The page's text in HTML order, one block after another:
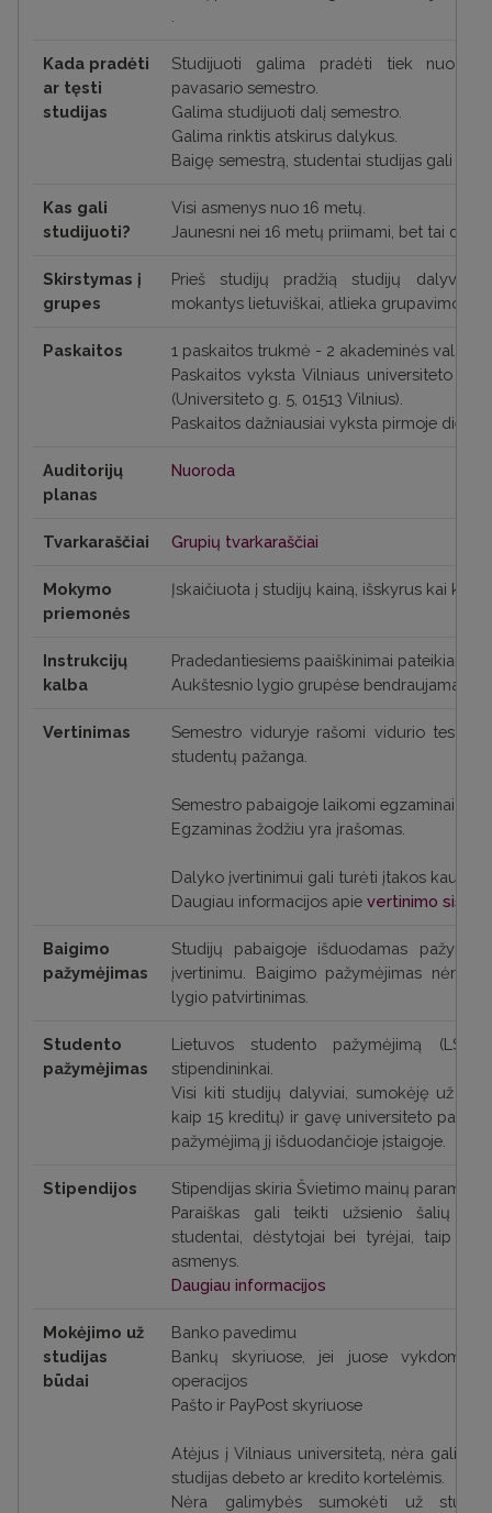
Kada pradėti
ar tęsti
studijas
Studijuoti galima pradėti tiek nuo
pavasario semestro.
Galima studijuoti dalį semestro.
Galima rinktis atskirus dalykus.
Baigę semestrą, studentai studijas gali
Kas gali
studijuoti?
Visi asmenys nuo 16 metų.
Jaunesni nei 16 metų priimami, bet tai
Skirstymas į
grupes
Prieš studijų pradžią studijų
mokantys lietuviškai, atlieka grupavimo
Paskaitos
1 paskaitos trukmė - 2 akademinės
Paskaitos vyksta Vilniaus universiteto
(Universiteto g. 5, 01513 Vilnius).
Paskaitos dažniausiai vyksta pirmoje
Auditorijų
planas
Nuoroda
Tvarkaraščiai Grupių tvarkaraščiai
Mokymo
priemonės
Įskaičiuota į studijų kainą, išskyrus kai
Instrukcijų
kalba
Pradedantiesiems paaiškinimai pateikiami
Aukštesnio lygio grupėse bendraujama
Vertinimas
Semestro viduryje rašomi vidurio testai,
studentų pažanga.
Semestro pabaigoje laikomi egzaminai
Egzaminas žodžiu yra įrašomas.
Dalyko įvertinimui gali turėti įtakos
Daugiau informacijos apie vertinimo
Baigimo
pažymėjimas
Studijų pabaigoje išduodamas
įvertinimu. Baigimo pažymėjimas nėra
lygio patvirtinimas.
Studento
pažymėjimas
Lietuvos studento pažymėjimą
stipendininkai.
Visi kiti studijų dalyviai, sumokėję už
kaip 15 kreditų) ir gavę universiteto
pažymėjimą jį išduodančioje įstaigoje.
Stipendijos
Stipendijas skiria Švietimo mainų paramos
Paraiškas gali teikti užsienio šalių
studentai, dėstytojai bei tyrėjai, taip
asmenys.
Daugiau informacijos
Mokėjimo už
studijas
būdai
Banko pavedimu
Bankų skyriuose, jei juose vykdomos
operacijos
Pašto ir PayPost skyriuose
Atėjus į Vilniaus universitetą, nėra
studijas debeto ar kredito kortelėmis.
Nėra galimybės sumokėti už